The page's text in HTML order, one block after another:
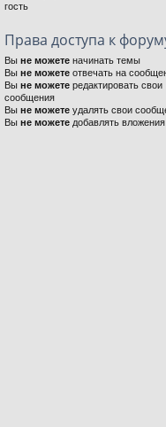
гость
Права доступа к
Вы не можете начинать темы
Вы не можете отвечать на
Вы не можете редактировать свои
сообщения
Вы не можете удалять свои
Вы не можете добавлять вложения